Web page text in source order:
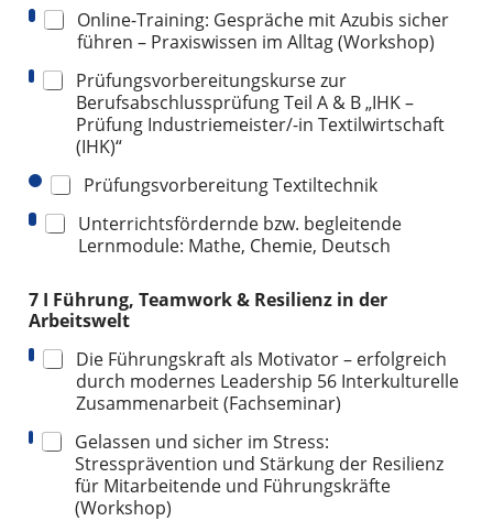
Online-Training: Gespräche mit Azubis sicher
führen – Praxiswissen im Alltag (Workshop)
Prüfungsvorbereitungskurse zur
Berufsabschlussprüfung Teil A & B „IHK –
Prüfung Industriemeister/-in Textilwirtschaft
(IHK)“
Prüfungsvorbereitung Textiltechnik
Unterrichtsfördernde bzw. begleitende
Lernmodule: Mathe, Chemie, Deutsch
7 I Führung, Teamwork & Resilienz in der
Arbeitswelt
Die Führungskraft als Motivator – erfolgreich
durch modernes Leadership 56 Interkulturelle
Zusammenarbeit (Fachseminar)
Gelassen und sicher im Stress:
Stressprävention und Stärkung der Resilienz
für Mitarbeitende und Führungskräfte
(Workshop)